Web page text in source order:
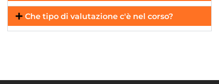
Che tipo di valutazione c'è nel corso?